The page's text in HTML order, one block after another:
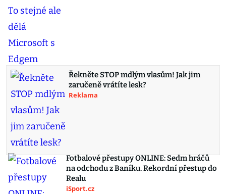
Řekněte STOP mdlým vlasům! Jak jim
zaručeně vrátíte lesk?
Reklama
Fotbalové přestupy ONLINE: Sedm hráčů
na odchodu z Baníku. Rekordní přestup do
Realu
iSport.cz